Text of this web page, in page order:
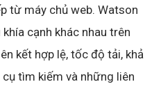
từ máy chủ web. Watson
cạnh khác nhau trên
kết hợp lệ, tốc độ tải, khả
tìm kiếm và những liên